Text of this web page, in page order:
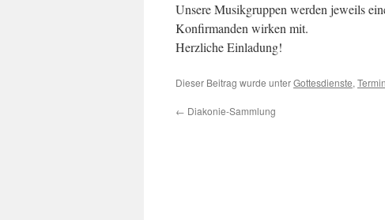
Unsere Musikgruppen werden jeweils
Konfirmanden wirken mit.
Herzliche Einladung!
Dieser Beitrag wurde unterGottesdienste,
← Diakonie-Sammlung